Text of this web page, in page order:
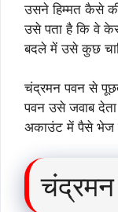
उसने हिम्मत कैसे
उसे पता है कि वे
बदले में उसे कुछ
चंद्रमन पवन से
पवन उसे जवाब
अकाउंट में पैसे भेज
चंद्रमन